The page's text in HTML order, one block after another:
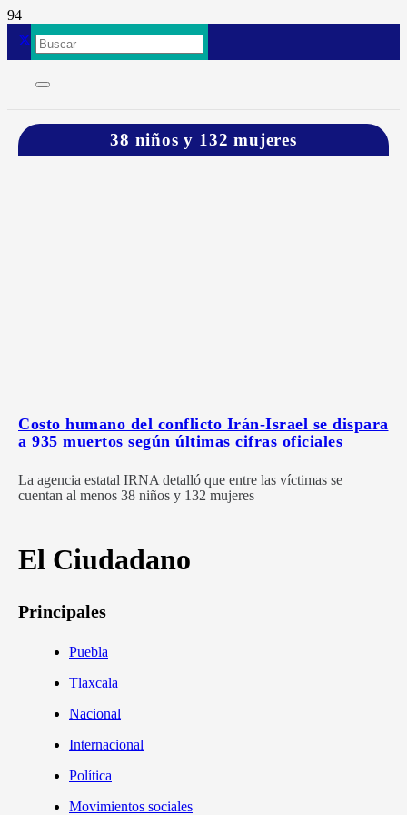
38 niños y 132 mujeres
Costo humano del conflicto Irán-Israel se dispara
a 935 muertos según últimas cifras oficiales
La agencia estatal IRNA detalló que entre las víctimas se
cuentan al menos 38 niños y 132 mujeres
El Ciudadano
Principales
Puebla
Tlaxcala
Nacional
Internacional
Política
Movimientos sociales